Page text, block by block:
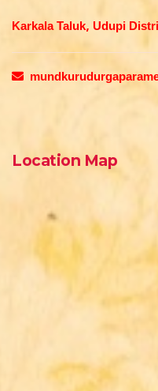
Karkala Taluk, Udupi
Location Map